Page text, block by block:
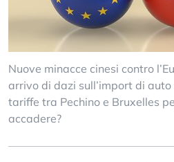
Nuove minacce cinesi contro
arrivo di dazi sull’import di
tariffe tra Pechino e Bruxelles
accadere?